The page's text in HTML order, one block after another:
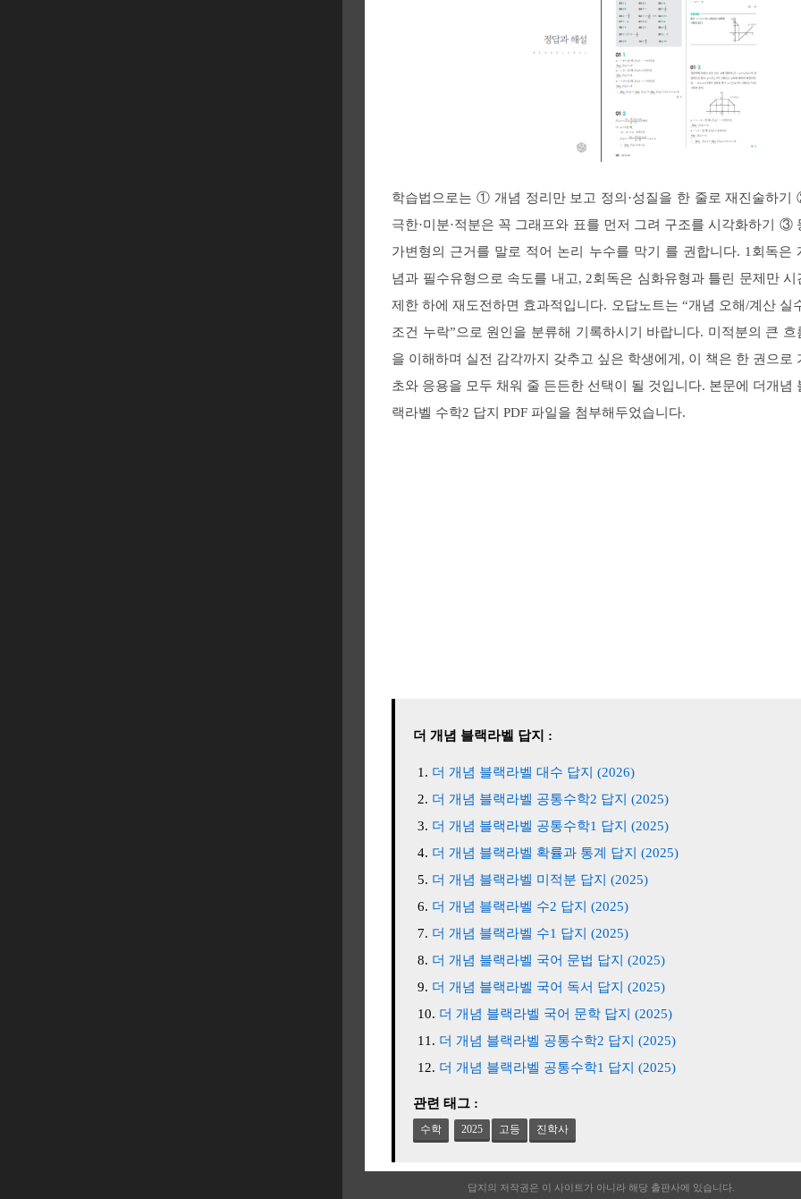
학습법으로는 ① 개념 정리만 보고 정의·성질을 한 줄로 재진술하기
극한·미분·적분은 꼭 그래프와 표를 먼저 그려 구조를 시각화하기 ③
가변형의 근거를 말로 적어 논리 누수를 막기 를 권합니다. 1회독은
념과 필수유형으로 속도를 내고, 2회독은 심화유형과 틀린 문제만 시
제한 하에 재도전하면 효과적입니다. 오답노트는 “개념 오해/계산 실
조건 누락”으로 원인을 분류해 기록하시기 바랍니다. 미적분의 큰 흐
을 이해하며 실전 감각까지 갖추고 싶은 학생에게, 이 책은 한 권으로
초와 응용을 모두 채워 줄 든든한 선택이 될 것입니다. 본문에 더개념
랙라벨 수학2 답지 PDF 파일을 첨부해두었습니다.
더 개념 블랙라벨 답지 :
더 개념 블랙라벨 대수 답지 (2026)
더 개념 블랙라벨 공통수학2 답지 (2025)
더 개념 블랙라벨 공통수학1 답지 (2025)
더 개념 블랙라벨 확률과 통계 답지 (2025)
더 개념 블랙라벨 미적분 답지 (2025)
더 개념 블랙라벨 수2 답지 (2025)
더 개념 블랙라벨 수1 답지 (2025)
더 개념 블랙라벨 국어 문법 답지 (2025)
더 개념 블랙라벨 국어 독서 답지 (2025)
더 개념 블랙라벨 국어 문학 답지 (2025)
더 개념 블랙라벨 공통수학2 답지 (2025)
더 개념 블랙라벨 공통수학1 답지 (2025)
관련 태그 :
수학 2025 고등 진학사
답지의 저작권은 이 사이트가 아니라 해당 출판사에 있습니다.